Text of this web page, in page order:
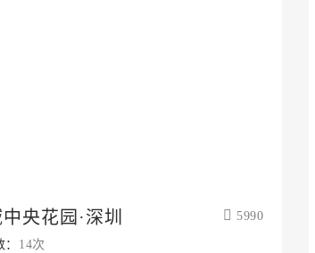
央花园·深圳 5990
14次